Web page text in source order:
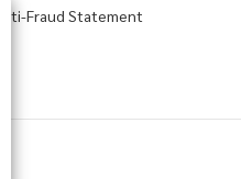
Anti-Fraud Statement